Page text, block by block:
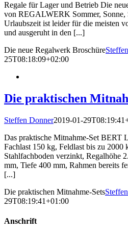
Regale für Lager und Betrieb Die
von REGALWERK Sommer, Sonne,
Urlaubszeit ist leider für die meisten
und ausgeruht in den [...]
Die neue Regalwerk Broschüre
25T08:18:09+02:00
Die praktischen
Steffen Donner2019-01-
Das praktische Mitnahme-Set BERT
Fachlast 150 kg, Feldlast bis zu 2000
Stahlfachboden verzinkt, Regalhöhe
mm, Tiefe 400 mm, Rahmen bereits
[...]
Die praktischen Mitnahme-Sets
29T08:19:41+01:00
Anschrift